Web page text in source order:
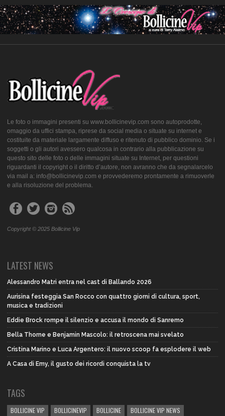
Le foto o immagini presenti su www.bollicinevip.com sono autoprodotte,
omaggio da uffici stampa, riprese da social media o situate su internet e
costituite da materiale largamente diffuso e ritenuto di pubblico dominio. Se i
soggetti o gli autori avessero qualcosa in contrario alla pubblicazione su
questo sito delle foto o delle immagini situate su Internet, per questioni
riguardanti il copyright o il diritto d’autore, non avranno che da segnalarcelo
via mail a: info@bollicinevip.com e provvederemo prontamente a rimuoverle
e alla risoluzione del problema.
Copyright © 2025 Bollicine Vip
LATEST NEWS
Alessandro Matri entra nel cast di Ballando 2026
Aurisina festeggia San Rocco con quattro giorni di cultura, sport,
musica e tradizioni
Eddie Brock rompe il silenzio e accusa il mondo di Sanremo
Bella Thorne e Benjamin Mascolo: il retroscena mai svelato
Cristina Marino e Luca Argentero: il nuovo scoop fa esplodere il web
A Casa di Emy, il gusto dei ricordi conquista la tv
TAGS
BOLLICINE VIP BOLLICINEVIP BOLLICINE BOLLICINE VIP NEWS